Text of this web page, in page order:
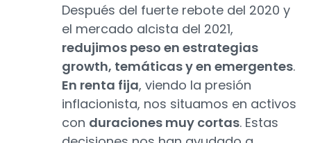
Después del fuerte rebote del 2020 y
el mercado alcista del 2021,
redujimos peso en estrategias
growth, temáticas y en emergentes.
En renta fija, viendo la presión
inflacionista, nos situamos en activos
con duraciones muy cortas. Estas